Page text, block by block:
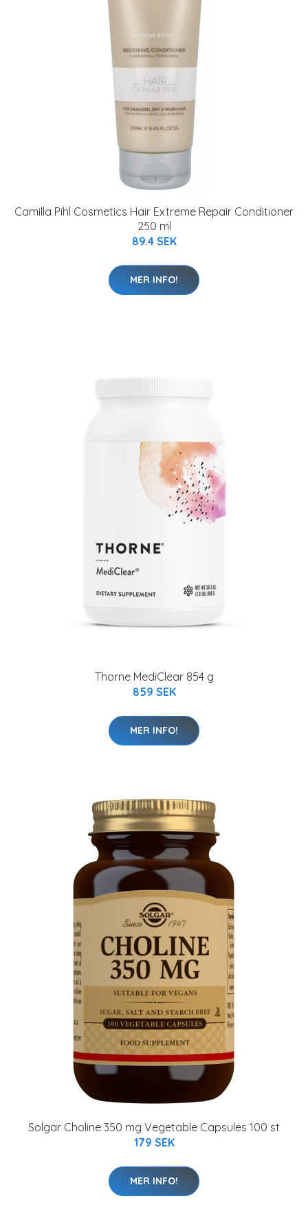
Camilla Pihl Cosmetics Hair Extreme Repair Conditioner
250 ml
89.4 SEK
MER INFO!
Thorne MediClear 854 g
859 SEK
MER INFO!
Solgar Choline 350 mg Vegetable Capsules 100 st
179 SEK
MER INFO!